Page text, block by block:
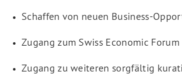
Schaffen von neuen Business-
Zugang zum Swiss Economic Forum
Zugang zu weiteren sorgfältig